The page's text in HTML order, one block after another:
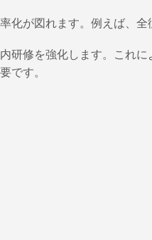
が図れます。例えば、
研修を強化します。これ
です。